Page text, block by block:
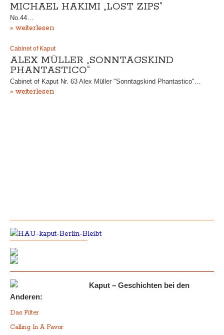
MICHAEL HAKIMI „LOST ZIPS“
No.44…
» weiterlesen
Cabinet of Kaput
ALEX MÜLLER „SONNTAGSKIND
PHANTASTICO“
Cabinet of Kaput Nr. 63 Alex Müller "Sonntagskind Phantastico"…
» weiterlesen
Kaput – Geschichten bei den
Anderen:
Das Filter
Calling In A Favor